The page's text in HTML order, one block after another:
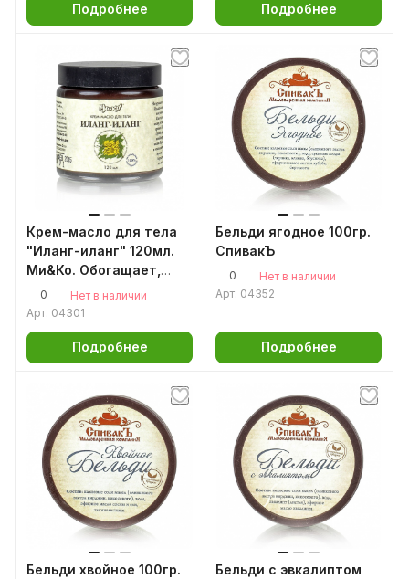
Подробнее Подробнее
Крем-масло для тела
"Иланг-иланг" 120мл.
Ми&Ко. Обогащает,
омолаживает, сохраняя
красоту
0
Нет в наличии
Арт. 04301
Подробнее
Бельди ягодное 100гр.
СпивакЪ
0
Нет в наличии
Арт. 04352
Подробнее
Бельди хвойное 100гр.
Бельди с эвкалиптом